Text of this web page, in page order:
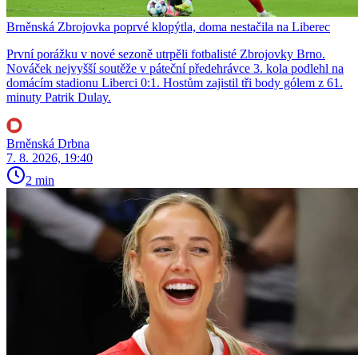
Brněnská Zbrojovka poprvé klopýtla, doma nestačila na Liberec
První porážku v nové sezoně utrpěli fotbalisté Zbrojovky Brno.
Nováček nejvyšší soutěže v páteční předehrávce 3. kola podlehl na
domácím stadionu Liberci 0:1. Hostům zajistil tři body gólem z 61.
minuty Patrik Dulay.
Brněnská Drbna
7. 8. 2026, 19:40
2 min